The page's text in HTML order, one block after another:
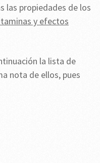
las propiedades de los
y efectos
la lista de
nota de ellos, pues